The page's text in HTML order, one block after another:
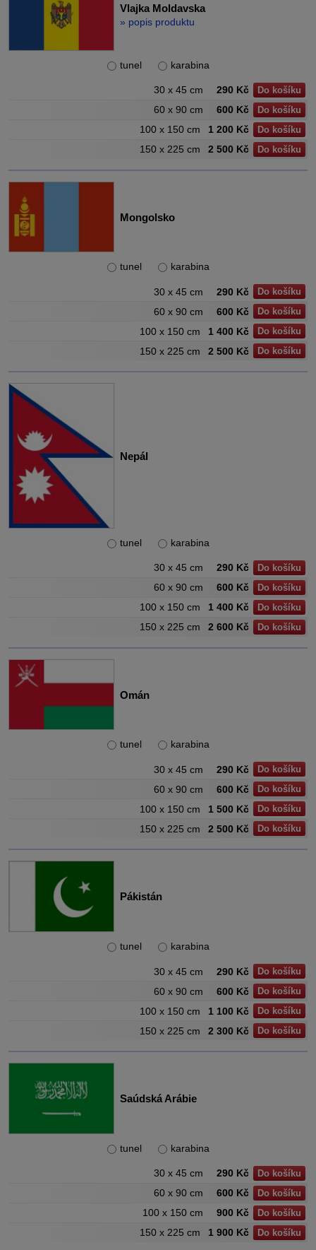
Vlajka Moldavska
» popis produktu
tunel karabina
30 x 45 cm 290 Kč Do košíku
60 x 90 cm 600 Kč Do košíku
100 x 150 cm 1 200 Kč Do košíku
150 x 225 cm 2 500 Kč Do košíku
Mongolsko
tunel karabina
30 x 45 cm 290 Kč Do košíku
60 x 90 cm 600 Kč Do košíku
100 x 150 cm 1 400 Kč Do košíku
150 x 225 cm 2 500 Kč Do košíku
Nepál
tunel karabina
30 x 45 cm 290 Kč Do košíku
60 x 90 cm 600 Kč Do košíku
100 x 150 cm 1 400 Kč Do košíku
150 x 225 cm 2 600 Kč Do košíku
Omán
tunel karabina
30 x 45 cm 290 Kč Do košíku
60 x 90 cm 600 Kč Do košíku
100 x 150 cm 1 500 Kč Do košíku
150 x 225 cm 2 500 Kč Do košíku
Pákistán
tunel karabina
30 x 45 cm 290 Kč Do košíku
60 x 90 cm 600 Kč Do košíku
100 x 150 cm 1 100 Kč Do košíku
150 x 225 cm 2 300 Kč Do košíku
Saúdská Arábie
tunel karabina
30 x 45 cm 290 Kč Do košíku
60 x 90 cm 600 Kč Do košíku
100 x 150 cm 900 Kč Do košíku
150 x 225 cm 1 900 Kč Do košíku